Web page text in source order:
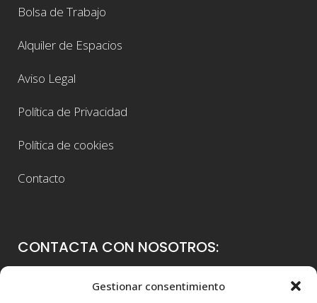
Gestionar consentimiento
Bolsa de Trabajo
Alquiler de Espacios
Aviso Legal
Política de Privacidad
Política de cookies
Contacto
CONTACTA CON NOSOTROS:
Colegio Guadalaviar